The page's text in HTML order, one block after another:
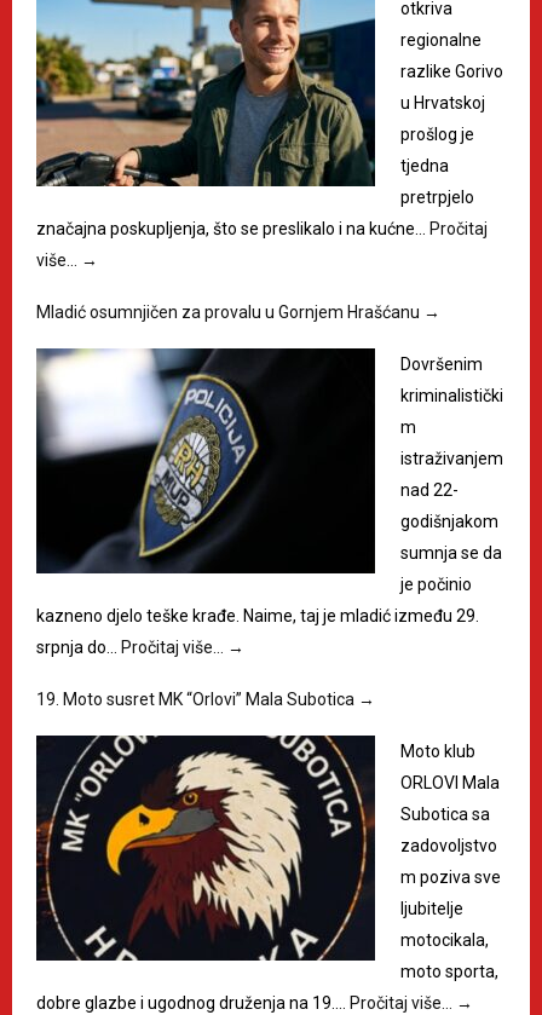
otkriva
regionalne
razlike Gorivo
u Hrvatskoj
prošlog je
tjedna
pretrpjelo
značajna poskupljenja, što se preslikalo i na kućne…
Pročitaj
više…
→
Mladić osumnjičen za provalu u Gornjem Hrašćanu →
Dovršenim
kriminalistički
m
istraživanjem
nad 22-
godišnjakom
sumnja se da
je počinio
kazneno djelo teške krađe. Naime, taj je mladić između 29.
srpnja do…
Pročitaj više… →
19. Moto susret MK “Orlovi” Mala Subotica →
Moto klub
ORLOVI Mala
Subotica sa
zadovoljstvo
m poziva sve
ljubitelje
motocikala,
moto sporta,
dobre glazbe i ugodnog druženja na 19.…
Pročitaj više… →